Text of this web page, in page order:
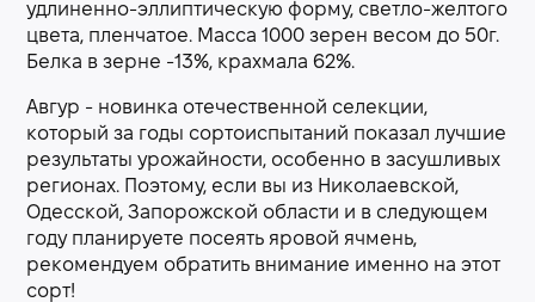
удлиненно-эллиптическую форму, светло-желтого
цвета, пленчатое. Масса 1000 зерен весом до 50г.
Белка в зерне -13%, крахмала 62%.
Авгур - новинка отечественной селекции,
который за годы сортоиспытаний показал лучшие
результаты урожайности, особенно в засушливых
регионах. Поэтому, если вы из Николаевской,
Одесской, Запорожской области и в следующем
году планируете посеять яровой ячмень,
рекомендуем обратить внимание именно на этот
сорт!